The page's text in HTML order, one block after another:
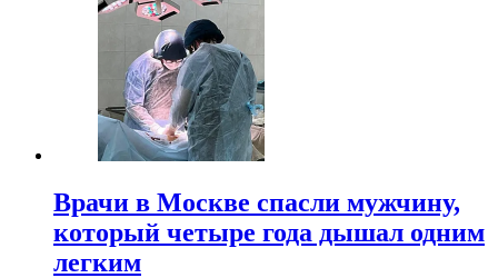
Врачи в Москве спасли мужчину,
который четыре года дышал одним
легким